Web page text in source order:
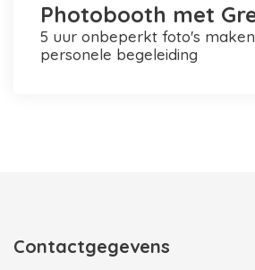
Photobooth met
5 uur onbeperkt foto's maken en printen +
personele begeleiding
Contactgegevens